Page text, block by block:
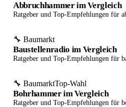
Abbruchhammer im Vergleich
Ratgeber und Top-Empfehlungen für
🔧 Baumarkt
Baustellenradio im Vergleich
Ratgeber und Top-Empfehlungen für
🔧 BaumarktTop-Wahl
Bohrhammer im Vergleich
Ratgeber und Top-Empfehlungen für